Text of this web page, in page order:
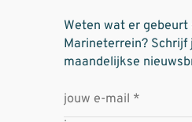
Weten wat er gebeurt
Marineterrein? Schrijf
maandelijkse